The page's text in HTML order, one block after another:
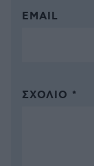
EMAIL
ΣΧΌΛΙΟ *